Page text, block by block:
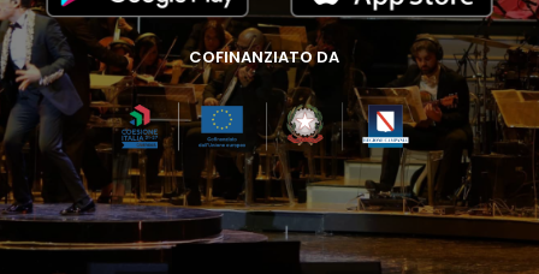
COFINANZIATO DA